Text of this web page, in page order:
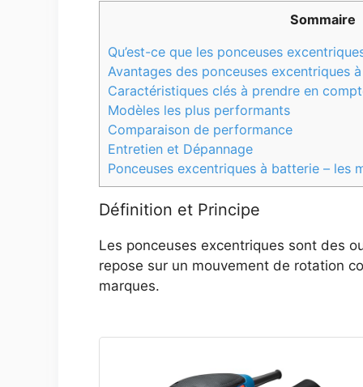
Sommaire
Qu’est-ce que les ponceuses
Avantages des ponceuses excentriques
Caractéristiques clés à prendre en
Modèles les plus performants
Comparaison de performance
Entretien et Dépannage
Ponceuses excentriques à batterie – les
Définition et Principe
Les ponceuses excentriques sont des
repose sur un mouvement de rotation
marques.